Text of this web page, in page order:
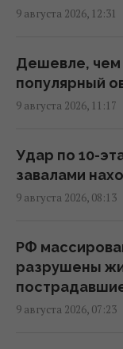
11:43 воскресенье, 09
Россияне
DeepState
11:16 воскресенье, 09
РФ готовит
перед 24
врага
Россия
Одессе: нет
пострадавших
9 августа 2026, 12:31
Дешевле, чем
популярный
9 августа 2026, 11:17
Удар по 10-
завалами
9 августа 2026, 08:13
РФ
разрушены
9 августа 2026, 07:23